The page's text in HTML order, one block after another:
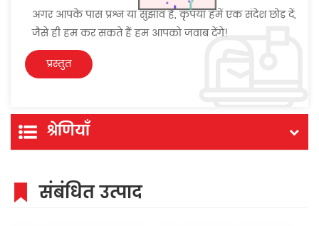
अगर आपके पास प्रश्न या सुझाव हैं, कृपया हमें एक संदेश छोड़ दें,
जैसे ही हम कर सकते हैं हम आपको जवाब देंगे!
श्रेणियाँ
संबंधित उत्पाद